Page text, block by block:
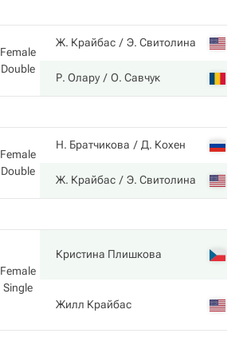
Female
Double
Ж. Крайбас Э. Свитолина
Р. Олару О. Савчук
Female
Double
Н. Братчикова Д. Кохен
Ж. Крайбас Э. Свитолина
Female
Single
Кристина Плишкова
Жилл Крайбас